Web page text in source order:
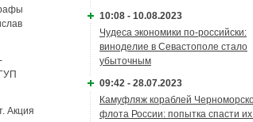
Акция
10:08 - 10.08.2023
Чудеса экономики по-российски:
виноделие в Севастополе стало
убыточным
09:42 - 28.07.2023
Камуфляж кораблей
флота России: попытка спасти